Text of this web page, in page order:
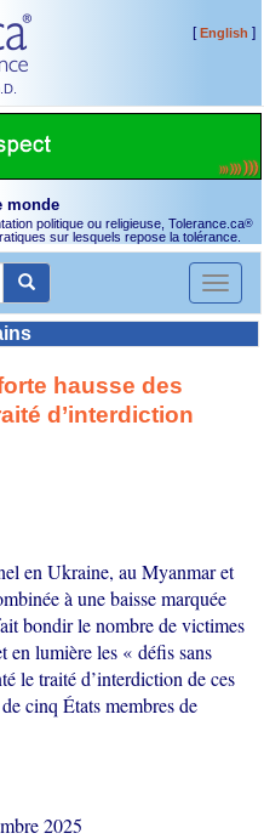
[English ]
monde
politique ou religieuse, Tolerance.ca®
sur lesquels repose la tolérance.
Toggle
hausse des
d’interdiction
en Ukraine, au Myanmar et
à une baisse marquée
bondir le nombre de victimes
en lumière les « défis sans
le traité d’interdiction de ces
cinq États membres de
2025